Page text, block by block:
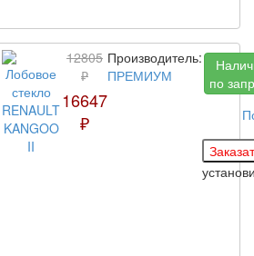
12805
₽
16647
₽
Производитель:
ПРЕМИУМ
по